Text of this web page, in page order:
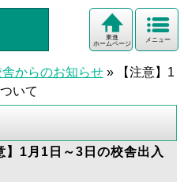
メニュー
東進
ホームページ
舎からのお知らせ »
【注意】1
いて
1月1日～3日の校舎出入